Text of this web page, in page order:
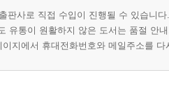
판사로 직접 수입이 진행될 수 있습니다.
유통이 원활하지 않은 도서는 품절 안
지에서 휴대전화번호와 메일주소를